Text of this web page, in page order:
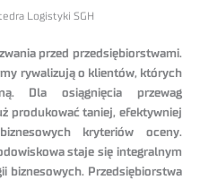
Logistyki SGH
przed przedsiębiorstwami.
rywalizują o klientów, których
Dla osiągnięcia przewag
produkować taniej, efektywniej
kryteriów oceny.
staje się integralnym
biznesowych. Przedsiębiorstwa